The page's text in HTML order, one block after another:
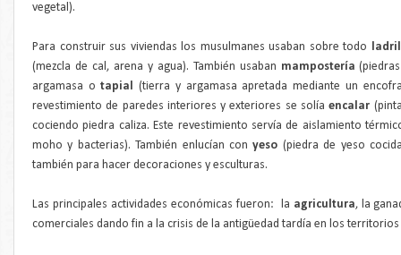
vegetal).
Para construir sus viviendas los musulmanes usaban sobre todo
(mezcla de cal, arena y agua). También usaban mampostería
argamasa otapial
(tierra y argamasa apretada mediante un
revestimiento de paredes interiores y exteriores se solíaencalar
cociendo piedra caliza. Este revestimiento servía de aislamiento
moho y bacterias). También enlucían conyeso (piedra de yeso
también para hacer decoraciones y esculturas.
Las principales actividades económicas fueron: la agricultura, la
comerciales dando fin a la crisis de la antigüedad tardía en los